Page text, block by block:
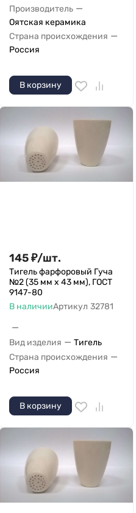
Производитель —
Оятская керамика
Страна происхождения —
Россия
В корзину
145₽/шт.
Тигель фарфоровый Гуча
№2 (35 мм х 43 мм), ГОСТ
9147-80
В наличииАртикул 32781
—
Вид изделия — Тигель
Страна происхождения —
Россия
В корзину